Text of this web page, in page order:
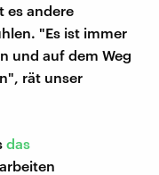
es andere
"Es ist immer
und auf dem Weg
rät unser
das